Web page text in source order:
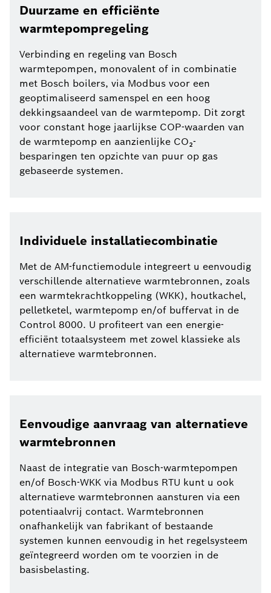
Duurzame en efficiënte
warmtepompregeling
Verbinding en regeling van Bosch
warmtepompen, monovalent of in combinatie
met Bosch boilers, via Modbus voor een
geoptimaliseerd samenspel en een hoog
dekkingsaandeel van de warmtepomp. Dit zorgt
voor constant hoge jaarlijkse COP-waarden van
de warmtepomp en aanzienlijke CO₂-
besparingen ten opzichte van puur op gas
gebaseerde systemen.
Individuele installatiecombinatie
Met de AM-functiemodule integreert u eenvoudig
verschillende alternatieve warmtebronnen, zoals
een warmtekrachtkoppeling (WKK), houtkachel,
pelletketel, warmtepomp en/of buffervat in de
Control 8000. U profiteert van een energie-
efficiënt totaalsysteem met zowel klassieke als
alternatieve warmtebronnen.
Eenvoudige aanvraag van alternatieve
warmtebronnen
Naast de integratie van Bosch-warmtepompen
en/of Bosch-WKK via Modbus RTU kunt u ook
alternatieve warmtebronnen aansturen via een
potentiaalvrij contact. Warmtebronnen
onafhankelijk van fabrikant of bestaande
systemen kunnen eenvoudig in het regelsysteem
geïntegreerd worden om te voorzien in de
basisbelasting.